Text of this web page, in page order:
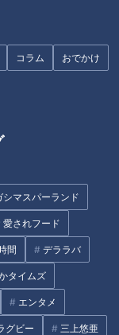
コラム おでかけ
シマスパーランド
愛されフード
間 デララバ
タイムズ
エンタメ
グビー 三上悠亜
至ったのかも大き
「STATION Ai」
への憧れが生まれ
業家育成プログ
通じて、具体的な
しました。